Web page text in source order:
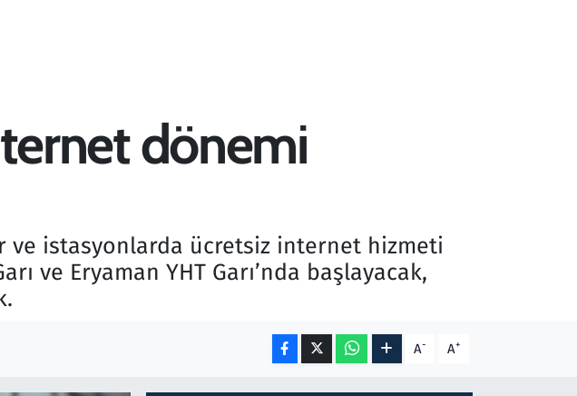
dönemi
ve istasyonlarda ücretsiz internet hizmeti
ve Eryaman YHT Garı’nda başlayacak,
A- A+